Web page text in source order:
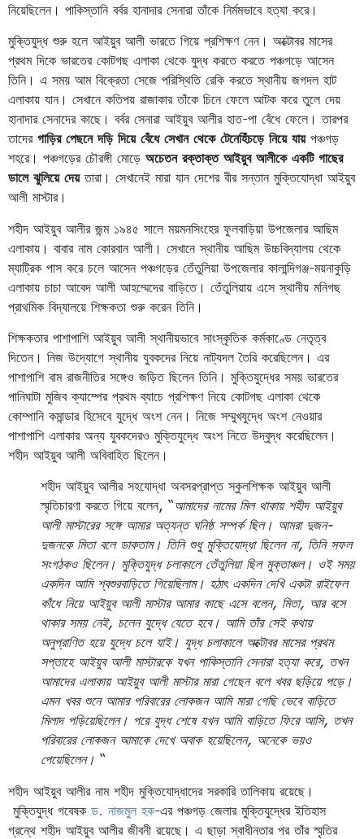
নিয়েছিলেন। পাকিস্তানি বর্বর হানাদার সেনারা তাঁকে নির্মমভাবে হত্যা করে।
মুক্তিযুদ্ধ শুরু হলে আইয়ুব আলী ভারতে গিয়ে প্রশিক্ষণ নেন। অক্টোবর মাসের
প্রথম দিকে ভারতের কোটগছ এলাকা থেকে যুদ্ধ করতে করতে পঞ্চগড়ে আসেন
তিনি। এ সময় আম বিক্রেতা সেজে পরিস্থিতি রেকি করতে স্থানীয় জগদল হাট
এলাকায় যান। সেখানে কতিপয় রাজাকার তাঁকে চিনে ফেলে আটক করে তুলে দেয়
হানাদার সেনাদের কাছে। বর্বর সেনারা আইয়ুব আলীর হাত-পা বেঁধে ফেলে। তারপর
তাদের গাড়ির পেছনে দড়ি দিয়ে বেঁধে সেখান থেকে টেনেহিঁচড়ে নিয়ে যায়পঞ্চগড়
শহরে। পঞ্চগড়ের চৌরঙ্গী মোড়ে অচেতন রক্তাক্ত আইয়ুব আলীকে একটি গাছের
ডালে ঝুলিয়ে দেয়তারা। সেখানেই মারা যান দেশের বীর সন্তান মুক্তিযোদ্ধা আইয়ুব
আলী মাস্টার।
শহীদ আইয়ুব আলীর জন্ম ১৯৪৫ সালে ময়মনসিংহের ফুলবাড়িয়া উপজেলার আছিম
এলাকায়। বাবার নাম কোরবান আলী। সেখানে স্থানীয় আছিম উচ্চবিদ্যালয় থেকে
ম্যাট্রিক পাস করে চলে আসেন পঞ্চগড়ের তেঁতুলিয়া উপজেলার কালান্দিগঞ্জ-ময়নাকুড়ি
এলাকায় চাচা আবেদ আলী আহম্মেদের বাড়িতে। তেঁতুলিয়ায় এসে স্থানীয় মনিগছ
প্রাথমিক বিদ্যালয়ে শিক্ষকতা শুরু করেন তিনি।
শিক্ষকতার পাশাপাশি আইয়ুব আলী স্থানীয়ভাবে সাংস্কৃতিক কর্মকাণ্ডে নেতৃত্ব
দিতেন। নিজ উদ্যোগে স্থানীয় যুবকদের নিয়ে নাট্যদল তৈরি করেছিলেন। এর
পাশাপাশি বাম রাজনীতির সঙ্গেও জড়িত ছিলেন তিনি। মুক্তিযুদ্ধের সময় ভারতের
পানিঘাটা মুজিব ক্যাম্পের প্রথম ব্যাচে প্রশিক্ষণ নিয়ে কোটগছ এলাকা থেকে
কোম্পানি কমান্ডার হিসেবে যুদ্ধে অংশ নেন। নিজে সম্মুখযুদ্ধে অংশ নেওয়ার
পাশাপাশি এলাকার অন্য যুবকদেরও মুক্তিযুদ্ধে অংশ নিতে উদ্বুদ্ধ করেছিলেন।
শহীদ আইয়ুব আলী অবিবাহিত ছিলেন।
শহীদ আইয়ুব আলীর সহযোদ্ধা অবসরপ্রাপ্ত স্কুলশিক্ষক আইয়ুব আলী
স্মৃতিচারণা করতে গিয়ে বলেন, “আমাদের নামের মিল থাকায় শহীদ আইয়ুব
আলী মাস্টারের সঙ্গে আমার অত্যন্ত ঘনিষ্ঠ সম্পর্ক ছিল। আমরা দুজন-
দুজনকে মিতা বলে ডাকতাম। তিনি শুধু মুক্তিযোদ্ধা ছিলেন না, তিনি সফল
সংগঠকও ছিলেন। মুক্তিযুদ্ধ চলাকালে তেঁতুলিয়া ছিল মুক্তাঞ্চল। ওই সময়
একদিন আমি শ্বশুরবাড়িতে গিয়েছিলাম। হঠাৎ একদিন দেখি একটা রাইফেল
কাঁধে নিয়ে আইয়ুব আলী মাস্টার আমার কাছে এসে বলেন, মিতা, আর বসে
থাকার সময় নেই, চলেন যুদ্ধে যেতে হবে। আমি তাঁর সেই কথায়
অনুপ্রাণিত হয়ে যুদ্ধে চলে যাই। যুদ্ধ চলাকালে অক্টোবর মাসের প্রথম
সপ্তাহে আইয়ুব আলী মাস্টারকে যখন পাকিস্তানি সেনারা হত্যা করে, তখন
আমাদের এলাকায় আইয়ুব আলী মাস্টার মারা গেছেন বলে খবর ছড়িয়ে পড়ে।
এমন খবর শুনে আমার পরিবারের লোকজন আমি মারা গেছি ভেবে বাড়িতে
মিলাদ পড়িয়েছিলেন। পরে যুদ্ধ শেষে যখন আমি বাড়িতে ফিরে আসি, তখন
পরিবারের লোকজন আমাকে দেখে অবাক হয়েছিলেন, অনেকে ভয়ও
পেয়েছিলেন। “
শহীদ আইয়ুব আলীর নাম শহীদ মুক্তিযোদ্ধাদের সরকারি তালিকায় রয়েছে।
মুক্তিযুদ্ধ গবেষক ড. নাজমুল হক-এর পঞ্চগড় জেলার মুক্তিযুদ্ধের ইতিহাস
গ্রন্থে শহীদ আইয়ুব আলীর জীবনী রয়েছে। এ ছাড়া স্বাধীনতার পর তাঁর স্মৃতির